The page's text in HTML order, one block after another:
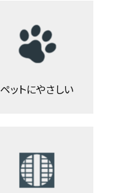
ペットにやさしい